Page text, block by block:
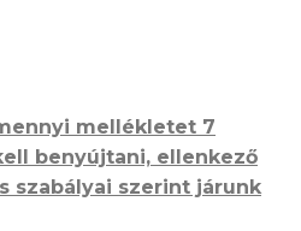
mellékletet 7
benyújtani, ellenkező
szabályai szerint járunk